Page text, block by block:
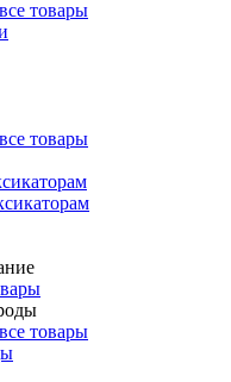
товары
товары
товары